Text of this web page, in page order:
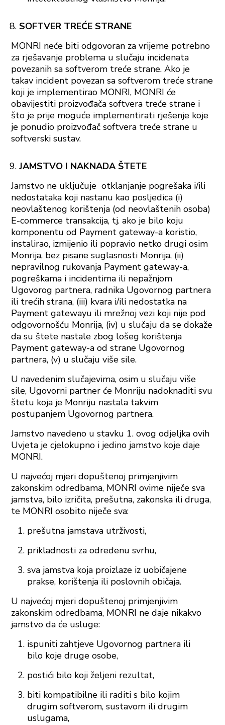
SOFTVER TREĆE STRANE
MONRI neće biti odgovoran za vrijeme potrebno
za rješavanje problema u slučaju incidenata
povezanih sa softverom treće strane. Ako je
takav incident povezan sa softverom treće strane
koji je implementirao MONRI, MONRI će
obavijestiti proizvođača softvera treće strane i
što je prije moguće implementirati rješenje koje
je ponudio proizvođač softvera treće strane u
softverski sustav.
JAMSTVO I NAKNADA ŠTETE
Jamstvo ne uključuje otklanjanje pogrešaka i/ili
nedostataka koji nastanu kao posljedica (i)
neovlaštenog korištenja (od neovlaštenih osoba)
E-commerce transakcija, tj. ako je bilo koju
komponentu od Payment gateway-a koristio,
instalirao, izmijenio ili popravio netko drugi osim
Monrija, bez pisane suglasnosti Monrija, (ii)
nepravilnog rukovanja Payment gateway-a,
pogreškama i incidentima ili nepažnjom
Ugovorog partnera, radnika Ugovornog partnera
ili trećih strana, (iii) kvara i/ili nedostatka na
Payment gatewayu ili mrežnoj vezi koji nije pod
odgovornošću Monrija, (iv) u slučaju da se dokaže
da su štete nastale zbog lošeg korištenja
Payment gateway-a od strane Ugovornog
partnera, (v) u slučaju više sile.
U navedenim slučajevima, osim u slučaju više
sile, Ugovorni partner će Monriju nadoknaditi svu
štetu koja je Monriju nastala takvim
postupanjem Ugovornog partnera.
Jamstvo navedeno u stavku 1. ovog odjeljka ovih
Uvjeta je cjelokupno i jedino jamstvo koje daje
MONRI.
U najvećoj mjeri dopuštenoj primjenjivim
zakonskim odredbama, MONRI ovime niječe sva
jamstva, bilo izričita, prešutna, zakonska ili druga,
te MONRI osobito niječe sva:
prešutna jamstava utrživosti,
prikladnosti za određenu svrhu,
sva jamstva koja proizlaze iz uobičajene
prakse, korištenja ili poslovnih običaja.
U najvećoj mjeri dopuštenoj primjenjivim
zakonskim odredbama, MONRI ne daje nikakvo
jamstvo da će usluge:
ispuniti zahtjeve Ugovornog partnera ili
bilo koje druge osobe,
postići bilo koji željeni rezultat,
biti kompatibilne ili raditi s bilo kojim
drugim softverom, sustavom ili drugim
uslugama,